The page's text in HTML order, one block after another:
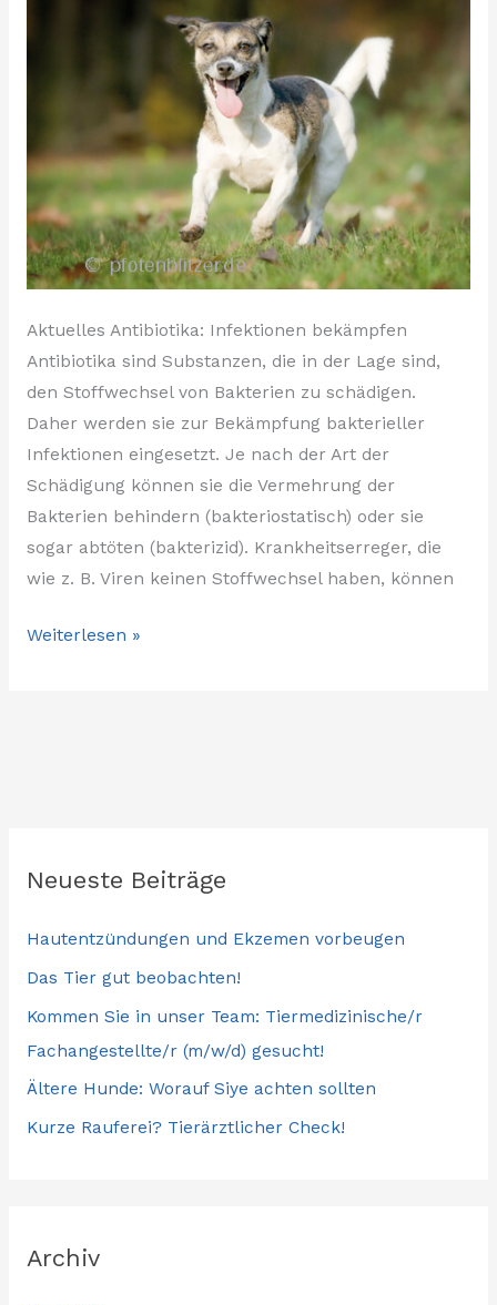
Aktuelles Antibiotika: Infektionen bekämpfen
Antibiotika sind Substanzen, die in der Lage sind,
den Stoffwechsel von Bakterien zu schädigen.
Daher werden sie zur Bekämpfung bakterieller
Infektionen eingesetzt. Je nach der Art der
Schädigung können sie die Vermehrung der
Bakterien behindern (bakteriostatisch) oder sie
sogar abtöten (bakterizid). Krankheitserreger, die
wie z. B. Viren keinen Stoffwechsel haben, können
Weiterlesen »
Neueste Beiträge
Hautentzündungen und Ekzemen vorbeugen
Das Tier gut beobachten!
Kommen Sie in unser Team: Tiermedizinische/r
Fachangestellte/r (m/w/d) gesucht!
Ältere Hunde: Worauf Siye achten sollten
Kurze Rauferei? Tierärztlicher Check!
Archiv